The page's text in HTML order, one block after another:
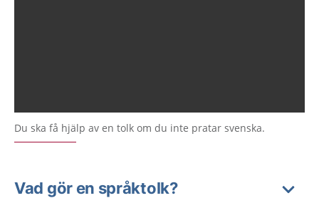
Du ska få hjälp av en tolk om du inte pratar svenska.
Vad gör en språktolk?